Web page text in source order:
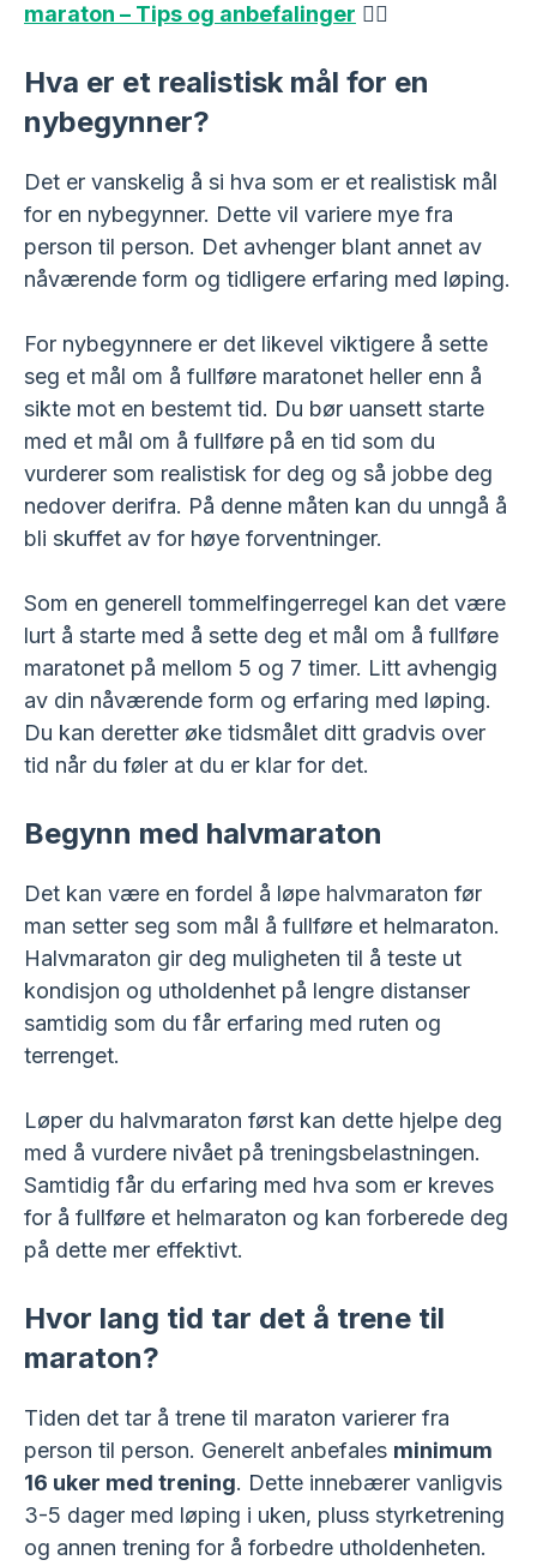
maraton – Tips og anbefalinger 🏃‍♀️
Hva er et realistisk mål for en
nybegynner?
Det er vanskelig å si hva som er et realistisk mål
for en nybegynner. Dette vil variere mye fra
person til person. Det avhenger blant annet av
nåværende form og tidligere erfaring med løping.
For nybegynnere er det likevel viktigere å sette
seg et mål om å fullføre maratonet heller enn å
sikte mot en bestemt tid. Du bør uansett starte
med et mål om å fullføre på en tid som du
vurderer som realistisk for deg og så jobbe deg
nedover derifra. På denne måten kan du unngå å
bli skuffet av for høye forventninger.
Som en generell tommelfingerregel kan det være
lurt å starte med å sette deg et mål om å fullføre
maratonet på mellom 5 og 7 timer. Litt avhengig
av din nåværende form og erfaring med løping.
Du kan deretter øke tidsmålet ditt gradvis over
tid når du føler at du er klar for det.
Begynn med halvmaraton
Det kan være en fordel å løpe halvmaraton før
man setter seg som mål å fullføre et helmaraton.
Halvmaraton gir deg muligheten til å teste ut
kondisjon og utholdenhet på lengre distanser
samtidig som du får erfaring med ruten og
terrenget.
Løper du halvmaraton først kan dette hjelpe deg
med å vurdere nivået på treningsbelastningen.
Samtidig får du erfaring med hva som er kreves
for å fullføre et helmaraton og kan forberede deg
på dette mer effektivt.
Hvor lang tid tar det å trene til
maraton?
Tiden det tar å trene til maraton varierer fra
person til person. Generelt anbefales minimum
16 uker med trening. Dette innebærer vanligvis
3-5 dager med løping i uken, pluss styrketrening
og annen trening for å forbedre utholdenheten.